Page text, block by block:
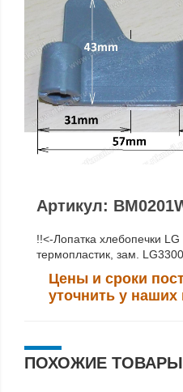
Артикул:
!!<-Лопатка хлебопечки
термопластик, зам.
Цены и сроки
уточнить у
ПОХОЖИЕ ТОВАРЫ